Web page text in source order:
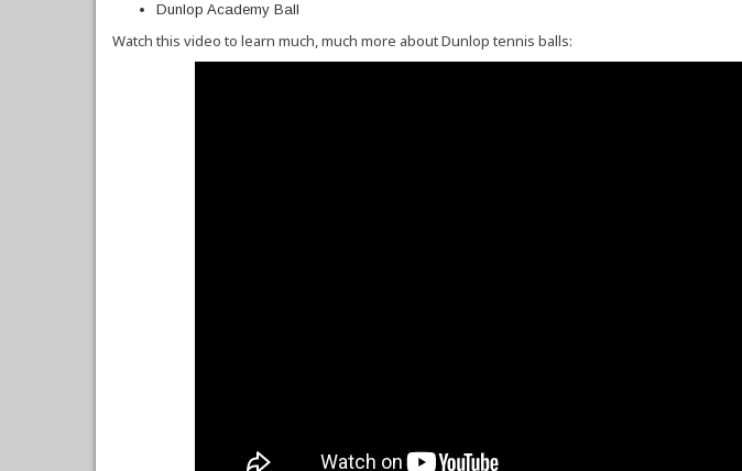
Dunlop Academy Ball
Watch this video to learn much, much more about Dunlop tennis balls: